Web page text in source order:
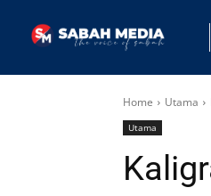
Home Utama
Utama